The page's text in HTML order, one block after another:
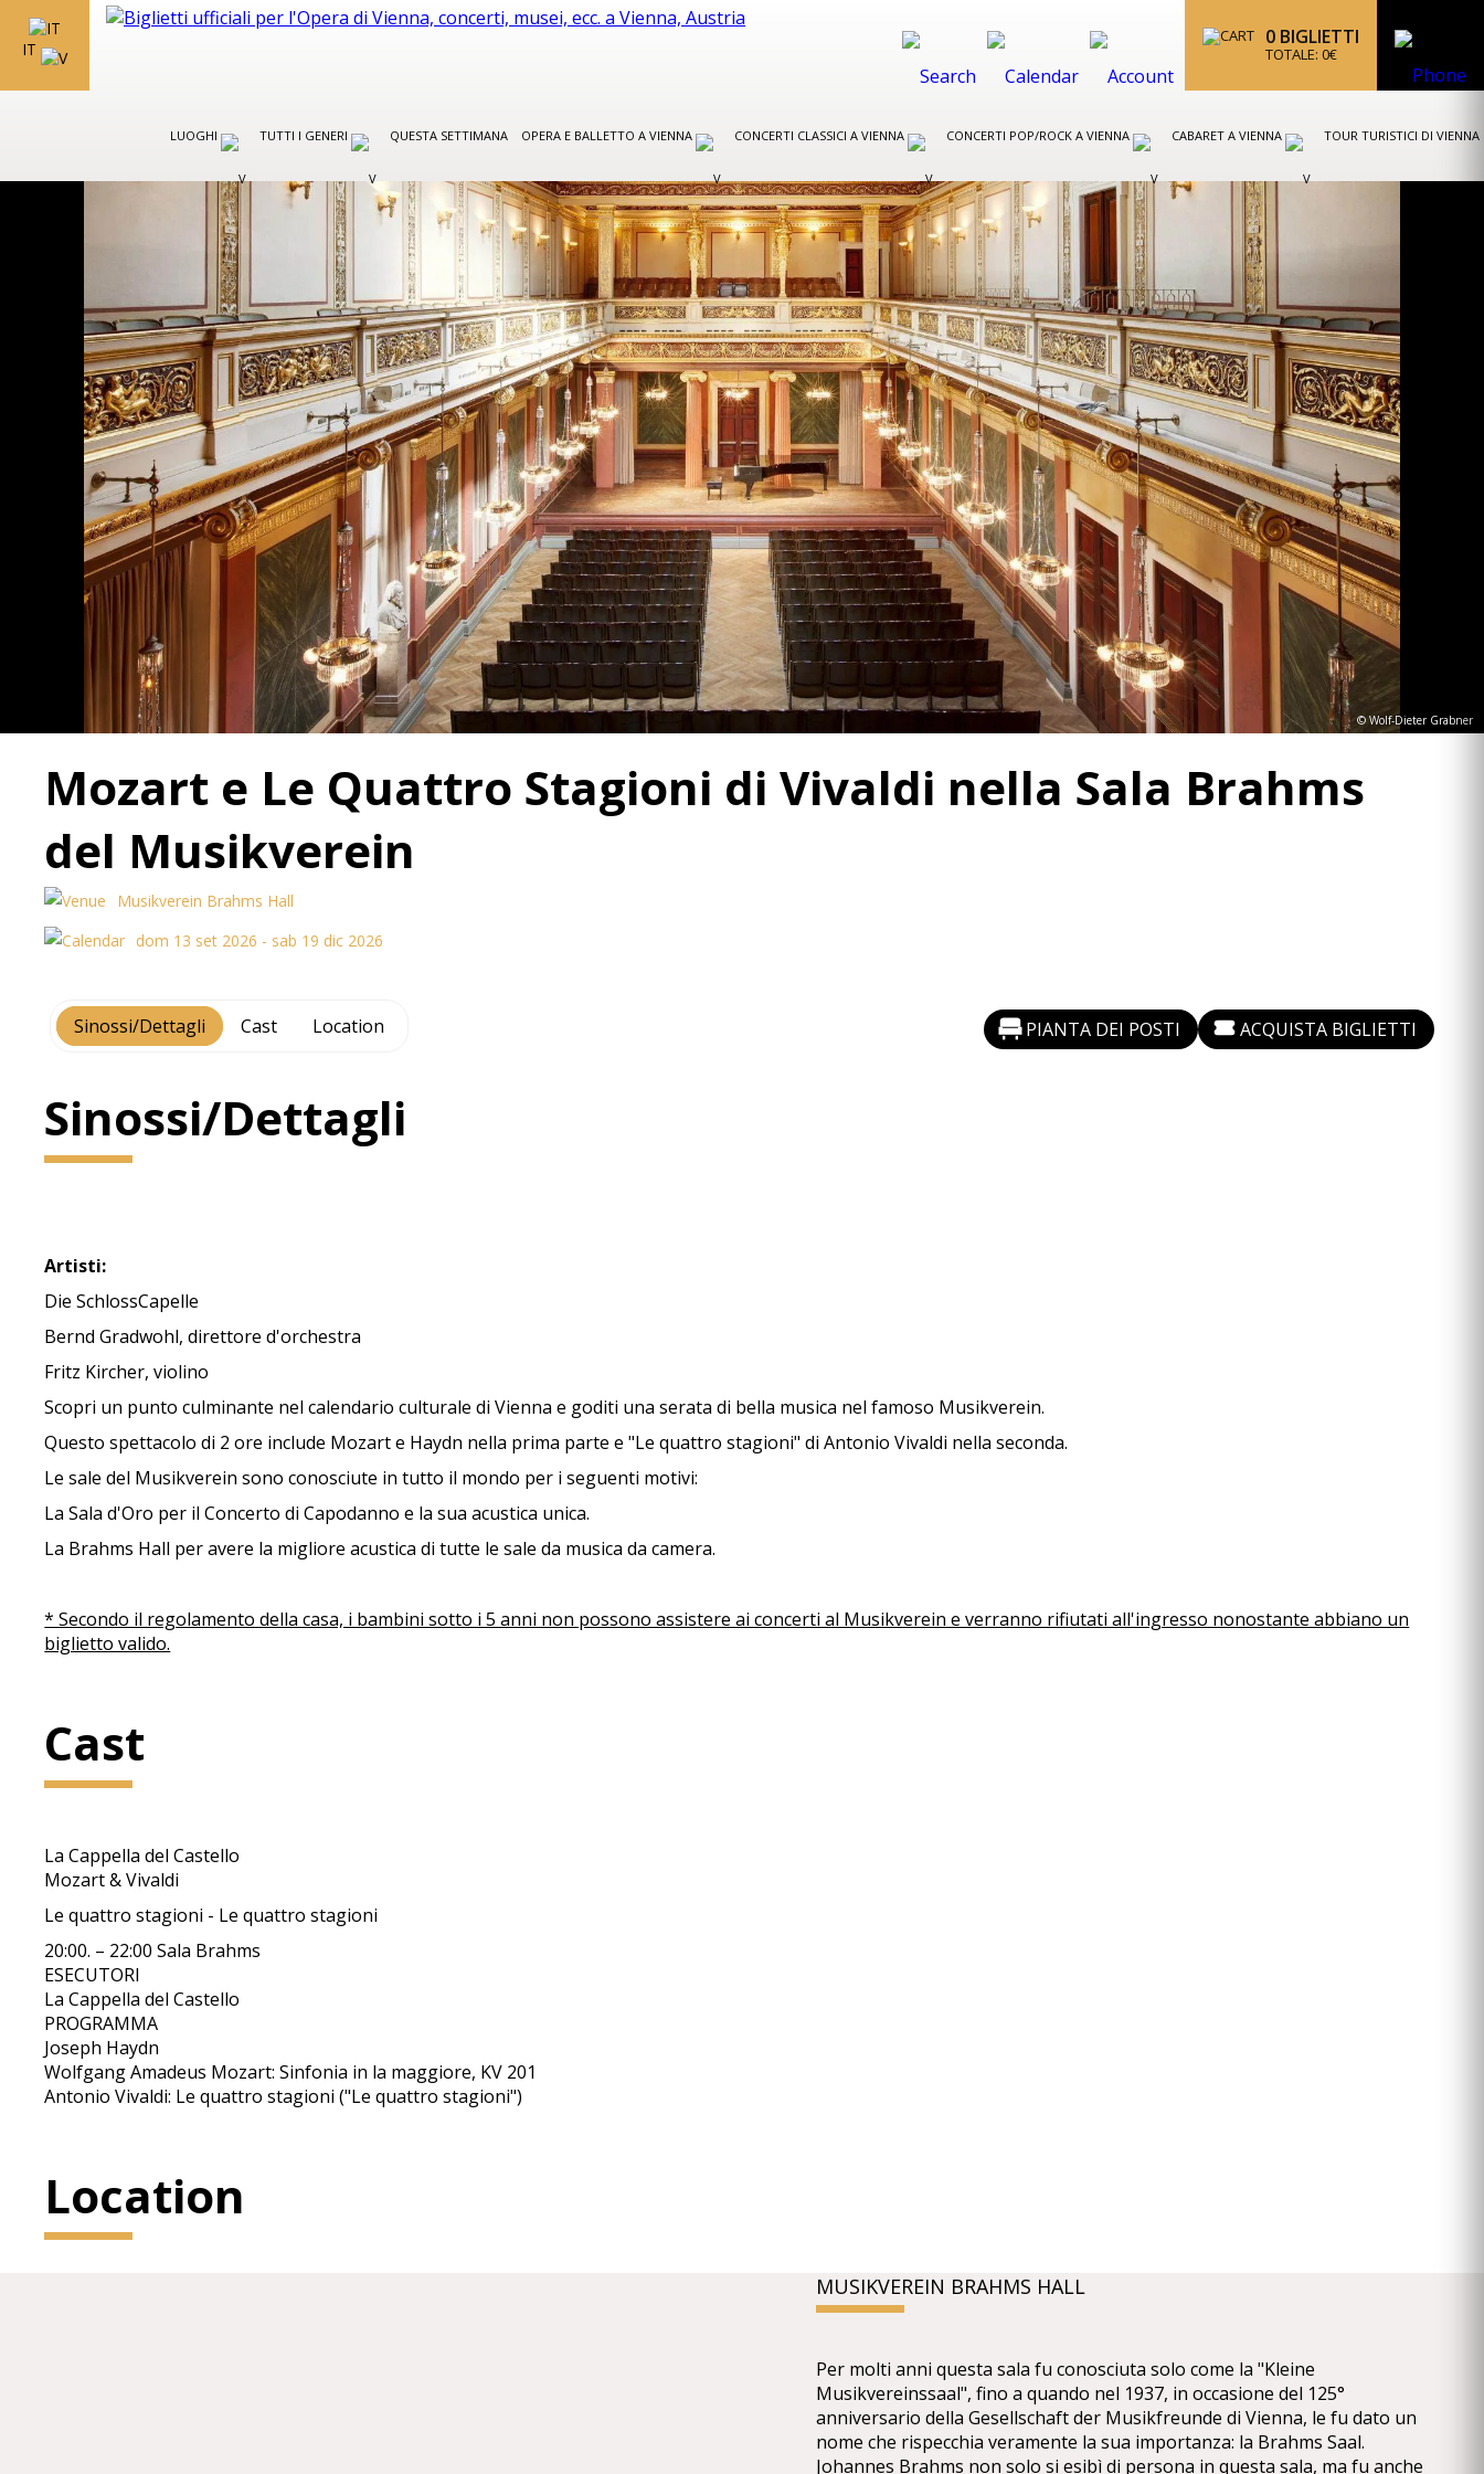
IT
0 BIGLIETTI
TOTALE: 0€
LUOGHI TUTTI I GENERI QUESTA SETTIMANA OPERA E BALLETTO A VIENNA CONCERTI CLASSICI A VIENNA CONCERTI POP/ROCK A VIENNA CABARET A VIENNA TOUR TURISTICI DI VIENNA
© Wolf-Dieter Grabner
Mozart e Le Quattro Stagioni di Vivaldi nella Sala Brahms
del Musikverein
Musikverein Brahms Hall
dom 13 set 2026 - sab 19 dic 2026
Sinossi/Dettagli Cast Location PIANTA DEI POSTI ACQUISTA BIGLIETTI
Sinossi/Dettagli
Artisti:
Die SchlossCapelle
Bernd Gradwohl, direttore d'orchestra
Fritz Kircher, violino
Scopri un punto culminante nel calendario culturale di Vienna e goditi una serata di bella musica nel famoso Musikverein.
Questo spettacolo di 2 ore include Mozart e Haydn nella prima parte e "Le quattro stagioni" di Antonio Vivaldi nella seconda.
Le sale del Musikverein sono conosciute in tutto il mondo per i seguenti motivi:
La Sala d'Oro per il Concerto di Capodanno e la sua acustica unica.
La Brahms Hall per avere la migliore acustica di tutte le sale da musica da camera.
* Secondo il regolamento della casa, i bambini sotto i 5 anni non possono assistere ai concerti al Musikverein e verranno rifiutati all'ingresso nonostante abbiano un
biglietto valido.
Cast
La Cappella del Castello
Mozart & Vivaldi
Le quattro stagioni - Le quattro stagioni
20:00. – 22:00 Sala Brahms
ESECUTORI
La Cappella del Castello
PROGRAMMA
Joseph Haydn
Wolfgang Amadeus Mozart: Sinfonia in la maggiore, KV 201
Antonio Vivaldi: Le quattro stagioni ("Le quattro stagioni")
Location
MUSIKVEREIN BRAHMS HALL
Per molti anni questa sala fu conosciuta solo come la "Kleine
Musikvereinssaal", fino a quando nel 1937, in occasione del 125°
anniversario della Gesellschaft der Musikfreunde di Vienna, le fu dato un
nome che rispecchia veramente la sua importanza: la Brahms Saal.
Johannes Brahms non solo si esibì di persona in questa sala, ma fu anche